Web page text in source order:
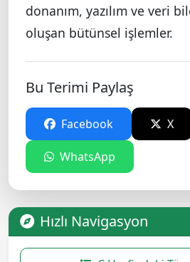
donanım, yazılım ve veri
oluşan bütünsel işlemler.
Bu Terimi Paylaş
Facebook X
WhatsApp
Hızlı Navigasyon